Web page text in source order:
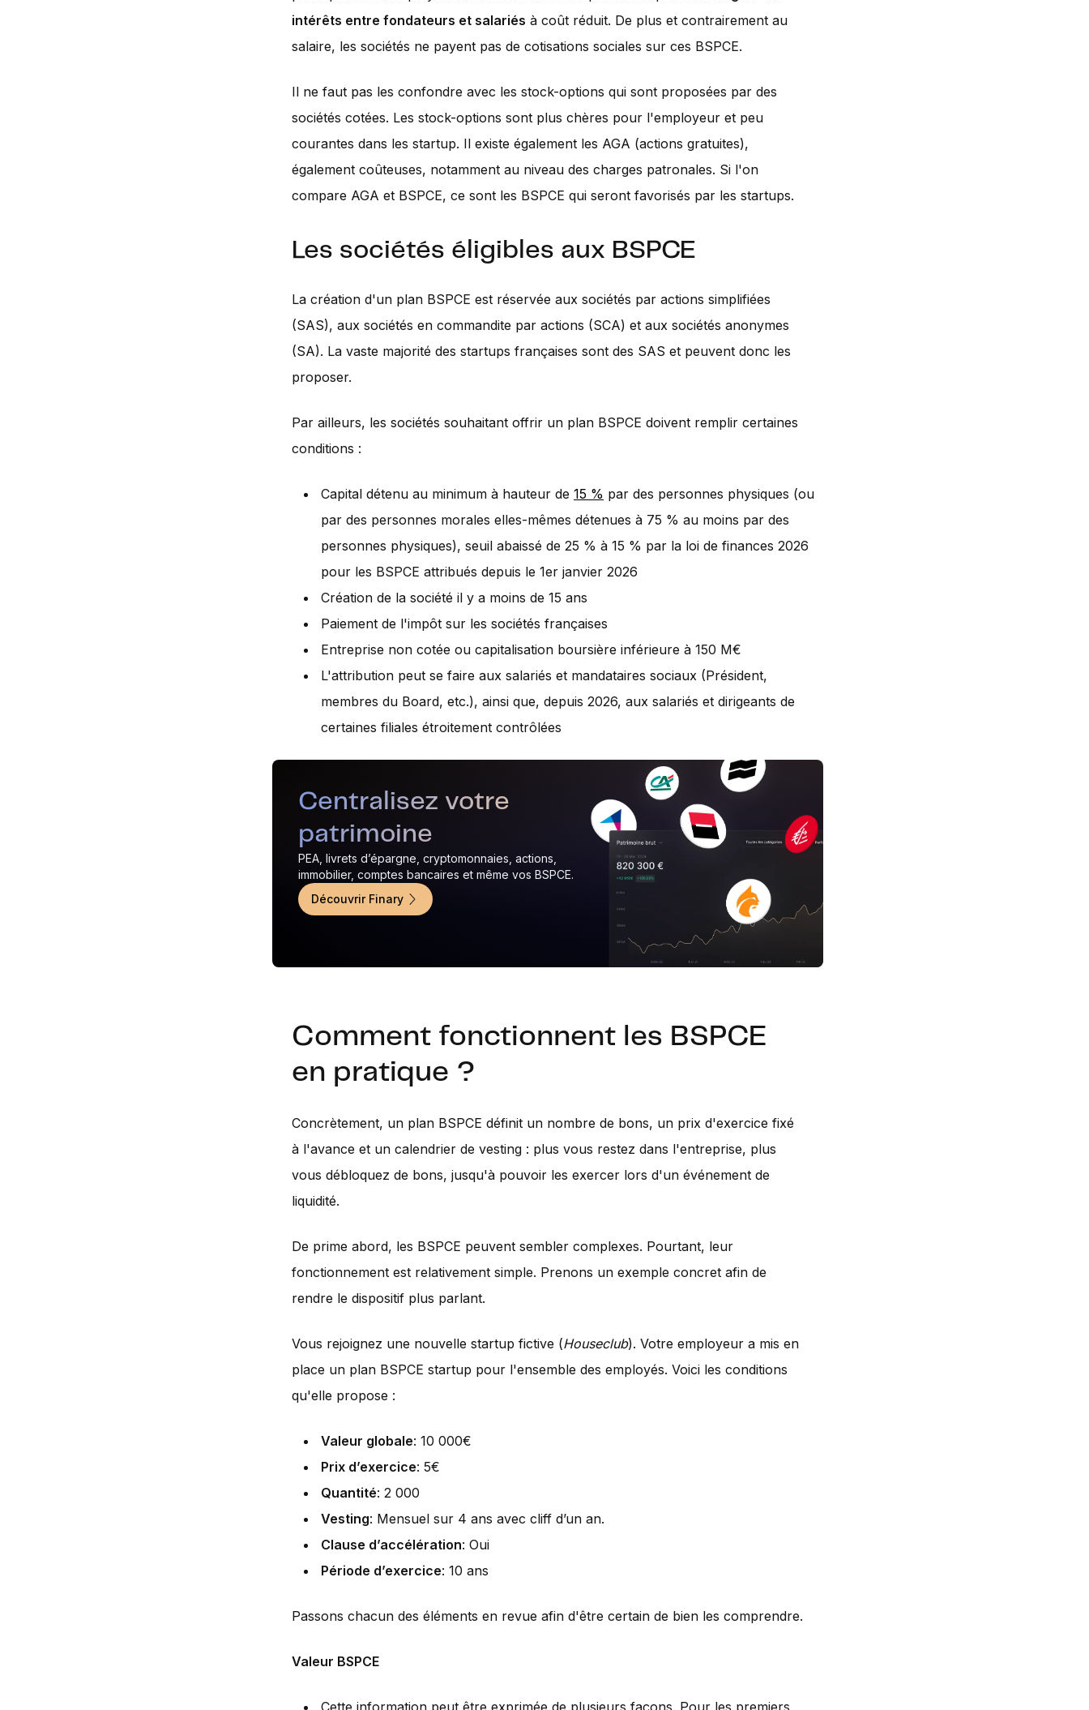
intérêts entre fondateurs et salariés à coût réduit. De plus et contrairement au
salaire, les sociétés ne payent pas de cotisations sociales sur ces BSPCE.
Il ne faut pas les confondre avec les stock-options qui sont proposées par des
sociétés cotées. Les stock-options sont plus chères pour l'employeur et peu
courantes dans les startup. Il existe également les AGA (actions gratuites),
également coûteuses, notamment au niveau des charges patronales. Si l'on
compare AGA et BSPCE, ce sont les BSPCE qui seront favorisés par les startups.
Les sociétés éligibles aux BSPCE
La création d'un plan BSPCE est réservée aux sociétés par actions simplifiées
(SAS), aux sociétés en commandite par actions (SCA) et aux sociétés anonymes
(SA). La vaste majorité des startups françaises sont des SAS et peuvent donc les
proposer.
Par ailleurs, les sociétés souhaitant offrir un plan BSPCE doivent remplir certaines
conditions :
Capital détenu au minimum à hauteur de 15 % par des personnes physiques (ou
par des personnes morales elles-mêmes détenues à 75 % au moins par des
personnes physiques), seuil abaissé de 25 % à 15 % par la loi de finances 2026
pour les BSPCE attribués depuis le 1er janvier 2026
Création de la société il y a moins de 15 ans
Paiement de l'impôt sur les sociétés françaises
Entreprise non cotée ou capitalisation boursière inférieure à 150 M€
L'attribution peut se faire aux salariés et mandataires sociaux (Président,
membres du Board, etc.), ainsi que, depuis 2026, aux salariés et dirigeants de
certaines filiales étroitement contrôlées
Centralisez votre
patrimoine
PEA, livrets d’épargne, cryptomonnaies, actions,
immobilier, comptes bancaires et même vos BSPCE.
Découvrir Finary
Comment fonctionnent les BSPCE
en pratique ?
Concrètement, un plan BSPCE définit un nombre de bons, un prix d'exercice fixé
à l'avance et un calendrier de vesting : plus vous restez dans l'entreprise, plus
vous débloquez de bons, jusqu'à pouvoir les exercer lors d'un événement de
liquidité.
De prime abord, les BSPCE peuvent sembler complexes. Pourtant, leur
fonctionnement est relativement simple. Prenons un exemple concret afin de
rendre le dispositif plus parlant.
Vous rejoignez une nouvelle startup fictive (Houseclub). Votre employeur a mis en
place un plan BSPCE startup pour l'ensemble des employés. Voici les conditions
qu'elle propose :
Valeur globale: 10 000€
Prix d’exercice: 5€
Quantité: 2 000
Vesting: Mensuel sur 4 ans avec cliff d’un an.
Clause d’accélération: Oui
Période d’exercice: 10 ans
Passons chacun des éléments en revue afin d'être certain de bien les comprendre.
Valeur BSPCE
Cette information peut être exprimée de plusieurs façons. Pour les premiers